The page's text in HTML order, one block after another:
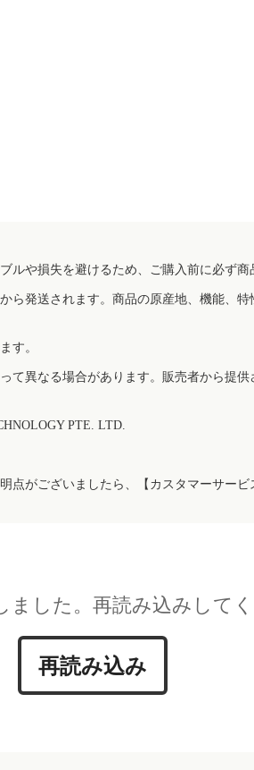
や損失を避けるため、ご購入前に必ず
発送されます。商品の原産地、機能、
す。
異なる場合があります。販売者から提
PTE. LTD.
がございましたら、【カスタマーサー
ました。再読み込みして
再読み込み